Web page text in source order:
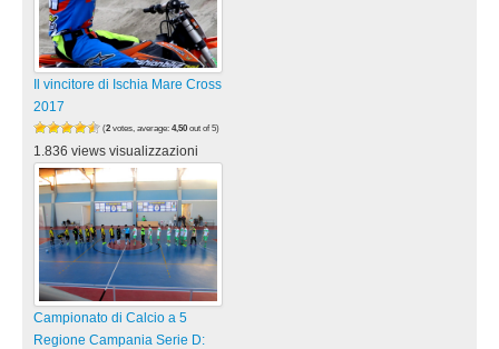
Il vincitore di Ischia Mare Cross
2017
(2 votes, average: 4,50 out of 5)
1.836 views visualizzazioni
Campionato di Calcio a 5
Regione Campania Serie D: